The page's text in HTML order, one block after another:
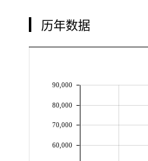
历年数据
60,000
70,000
80,000
90,000